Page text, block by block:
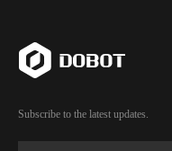
Subscribe to the latest updates.